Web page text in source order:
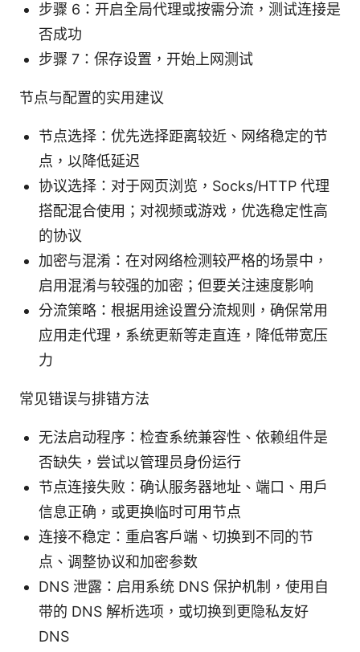
步骤 6：开启全局代理或按需分流，测试连接是
否成功
步骤 7：保存设置，开始上网测试
节点与配置的实用建议
节点选择：优先选择距离较近、网络稳定的节
点，以降低延迟
协议选择：对于网页浏览，Socks/HTTP 代理
搭配混合使用；对视频或游戏，优选稳定性高
的协议
加密与混淆：在对网络检测较严格的场景中，
启用混淆与较强的加密；但要关注速度影响
分流策略：根据用途设置分流规则，确保常用
应用走代理，系统更新等走直连，降低带宽压
力
常见错误与排错方法
无法启动程序：检查系统兼容性、依赖组件是
否缺失，尝试以管理员身份运行
节点连接失败：确认服务器地址、端口、用户
信息正确，或更换临时可用节点
连接不稳定：重启客户端、切换到不同的节
点、调整协议和加密参数
DNS 泄露：启用系统 DNS 保护机制，使用自
带的 DNS 解析选项，或切换到更隐私友好
DNS